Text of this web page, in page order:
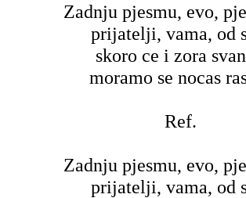
Zadnju pjesmu, evo,
prijatelji, vama, od
skoro ce i zora
moramo se nocas
Ref.
Zadnju pjesmu, evo,
prijatelji, vama, od